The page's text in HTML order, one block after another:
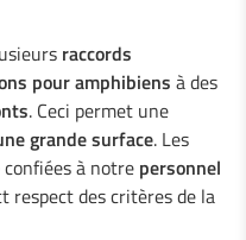
bois
amphibiens
raccords
pour amphibiens à des
. Ceci permet une
grande surface. Les
à notre personnel
respect des critères de la